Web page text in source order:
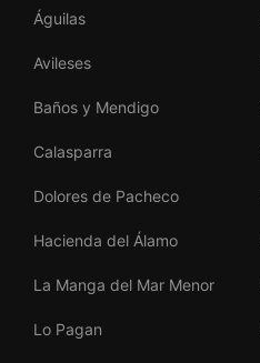
Águilas
Avileses
Baños y Mendigo
Calasparra
Dolores de Pacheco
Hacienda del Álamo
La Manga del Mar Menor
Lo Pagan